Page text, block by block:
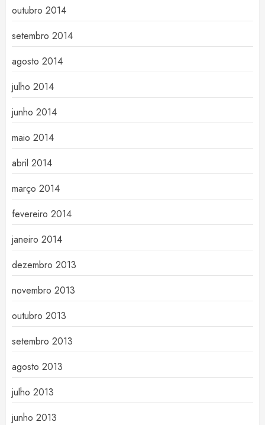
outubro 2014
setembro 2014
agosto 2014
julho 2014
junho 2014
maio 2014
abril 2014
março 2014
fevereiro 2014
janeiro 2014
dezembro 2013
novembro 2013
outubro 2013
setembro 2013
agosto 2013
julho 2013
junho 2013